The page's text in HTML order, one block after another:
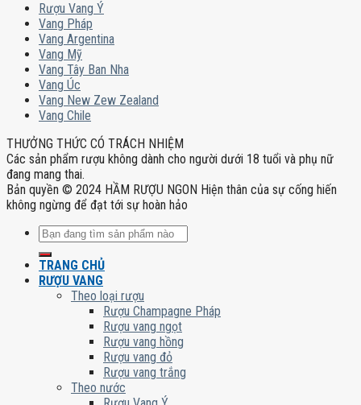
Rượu Vang Ý
Vang Pháp
Vang Argentina
Vang Mỹ
Vang Tây Ban Nha
Vang Úc
Vang New Zew Zealand
Vang Chile
THƯỞNG THỨC CÓ TRÁCH NHIỆM
Các sản phẩm rượu không dành cho người dưới 18 tuổi và phụ nữ
đang mang thai.
Bản quyền © 2024 HẦM RƯỢU NGON Hiện thân của sự cống hiến
không ngừng để đạt tới sự hoàn hảo
Tìm
TRANG CHỦ
RƯỢU VANG
Theo loại rượu
Rượu Champagne Pháp
Rượu vang ngọt
Rượu vang hồng
Rượu vang đỏ
Rượu vang trắng
Theo nước